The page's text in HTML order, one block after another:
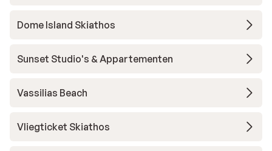
Dome Island Skiathos
Sunset Studio's & Appartementen
Vassilias Beach
Vliegticket Skiathos